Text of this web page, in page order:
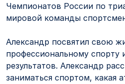
Чемпионатов России по
мировой команды
Александр посвятил свою
профессиональному спорту
результатов. Александр
заниматься спортом, какая